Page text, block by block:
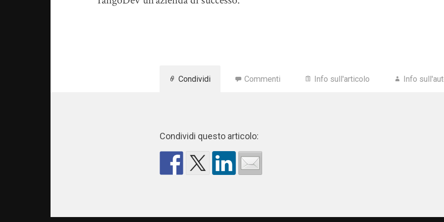
Condividi Commenti Info sull'articolo Info
Condividi questo articolo: